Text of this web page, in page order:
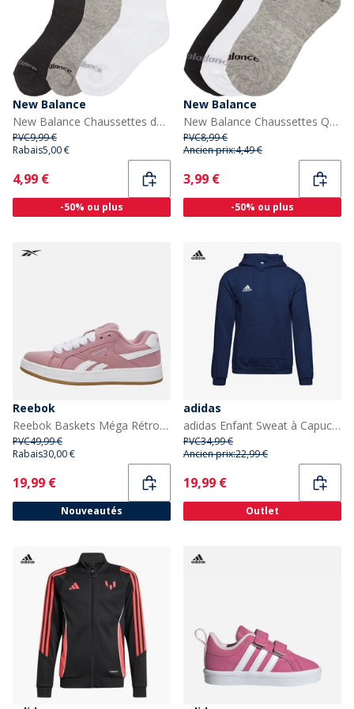
New Balance
New Balance Chaussettes de sport matelassées junior - lot de 3 - Multicolore
PVC9,99 €
Rabais5,00 €
Current
4,99 €
-50% ou plus
New Balance
New Balance Chaussettes Quarter Enfants Multicolore
PVC8,99 €
Ancien prix:4,49 €
Current
3,99 €
-50% ou plus
Reebok
Reebok Baskets Méga Rétro Junior Fille Dusty Rose/Blanc/Gum
PVC49,99 €
Rabais30,00 €
Current
19,99 €
Nouveautés
adidas
adidas Enfant Sweat à Capuche Entrada 22 Team Navy Blue
PVC34,99 €
Ancien prix:22,99 €
Current
19,99 €
Outlet